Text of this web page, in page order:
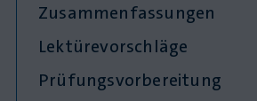
Zusammenfassungen
Lektürevorschläge
Prüfungsvorbereitung